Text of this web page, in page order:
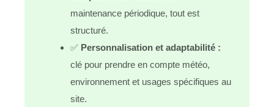
maintenance périodique, tout est
structuré.
✅ Personnalisation et adaptabilité :
clé pour prendre en compte météo,
environnement et usages spécifiques au
site.